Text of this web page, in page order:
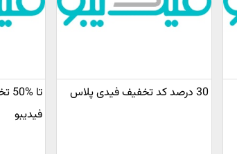
30 درصد کد تخفیف فیدی پلاس
فیدیبو